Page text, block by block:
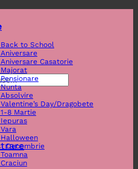
to School
Casatorie
Day/Dragobete
8 Martie
Decembrie